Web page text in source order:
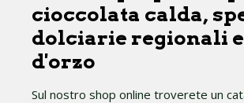
cioccolata calda,
dolciarie regionali
d'orzo
Sul nostro shop online troverete un